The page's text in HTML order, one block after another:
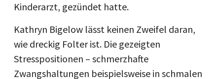
Kinderarzt, gezündet hatte.
Kathryn Bigelow lässt keinen Zweifel daran,
wie dreckig Folter ist. Die gezeigten
Stresspositionen – schmerzhafte
Zwangshaltungen beispielsweise in schmalen